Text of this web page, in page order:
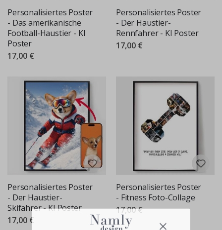
Personalisiertes Poster
- Das amerikanische
Football-Haustier - KI
Poster
17,00 €
Personalisiertes Poster
- Der Haustier-
Rennfahrer - KI Poster
17,00 €
Personalisiertes Poster
- Der Haustier-
Skifahrer - KI Poster
17,00 €
Personalisiertes Poster
- Fitness Foto-Collage
17,00 €